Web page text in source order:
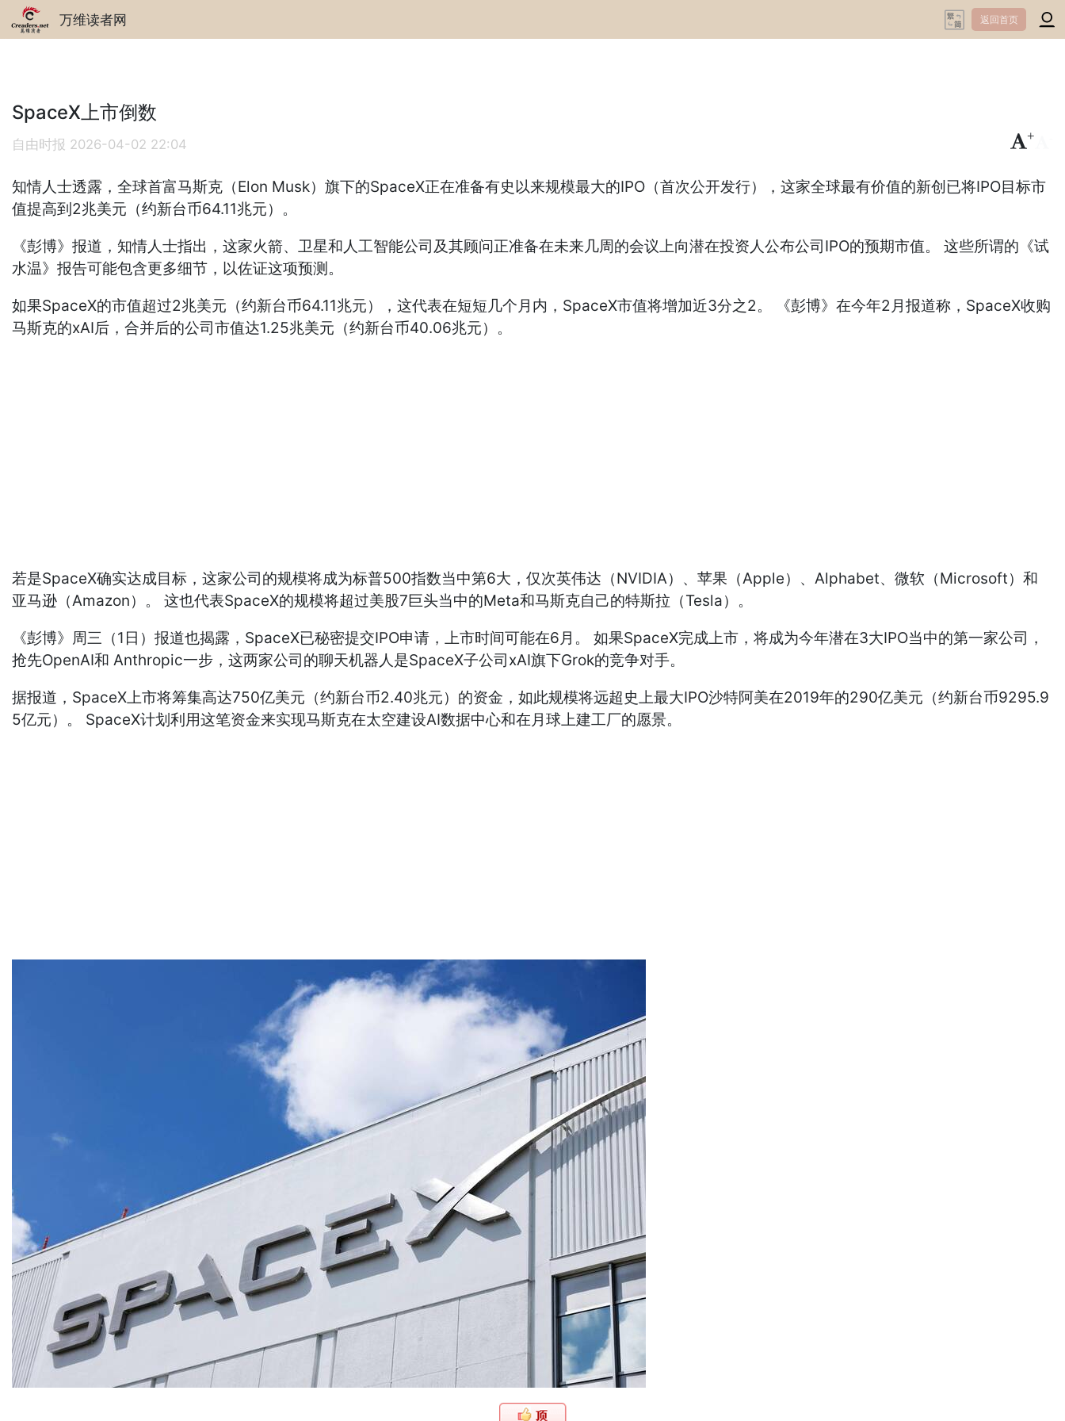
万维读者网 返回首页
SpaceX上市倒数
自由时报 2026-04-02 22:04
+
知情人士透露，全球首富马斯克（Elon Musk）旗下的SpaceX正在准备有史以来规模最大的IPO（首次公开发行），这家全球最有价值的新创已将IPO目标市
值提高到2兆美元（约新台币64.11兆元）。
《彭博》报道，知情人士指出，这家火箭、卫星和人工智能公司及其顾问正准备在未来几周的会议上向潜在投资人公布公司IPO的预期市值。 这些所谓的《试
水温》报告可能包含更多细节，以佐证这项预测。
如果SpaceX的市值超过2兆美元（约新台币64.11兆元），这代表在短短几个月内，SpaceX市值将增加近3分之2。 《彭博》在今年2月报道称，SpaceX收购
马斯克的xAI后，合并后的公司市值达1.25兆美元（约新台币40.06兆元）。
若是SpaceX确实达成目标，这家公司的规模将成为标普500指数当中第6大，仅次英伟达（NVIDIA）、苹果（Apple）、Alphabet、微软（Microsoft）和
亚马逊（Amazon）。 这也代表SpaceX的规模将超过美股7巨头当中的Meta和马斯克自己的特斯拉（Tesla）。
《彭博》周三（1日）报道也揭露，SpaceX已秘密提交IPO申请，上市时间可能在6月。 如果SpaceX完成上市，将成为今年潜在3大IPO当中的第一家公司，
抢先OpenAI和 Anthropic一步，这两家公司的聊天机器人是SpaceX子公司xAI旗下Grok的竞争对手。
据报道，SpaceX上市将筹集高达750亿美元（约新台币2.40兆元）的资金，如此规模将远超史上最大IPO沙特阿美在2019年的290亿美元（约新台币9295.9
5亿元）。 SpaceX计划利用这笔资金来实现马斯克在太空建设AI数据中心和在月球上建工厂的愿景。